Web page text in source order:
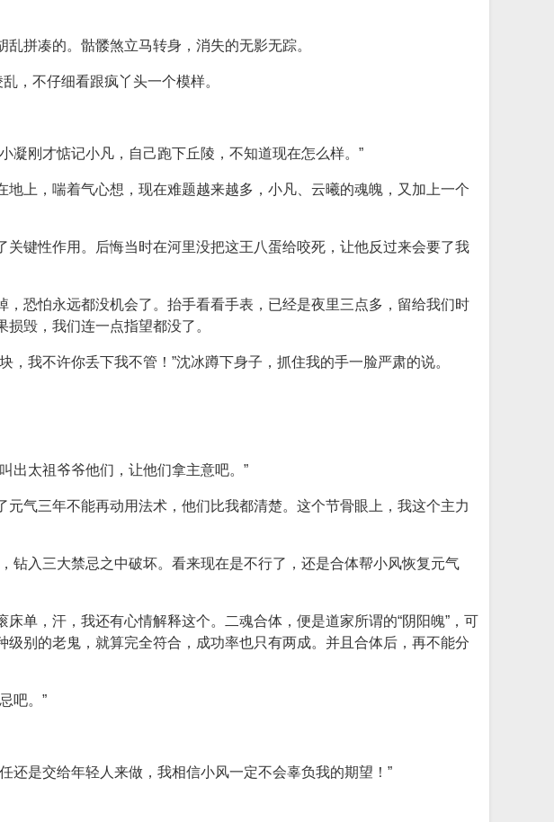
拼凑的。骷髅煞立马转身，消失的无影无踪。
，不仔细看跟疯丫头一个模样。
凝刚才惦记小凡，自己跑下丘陵，不知道现在怎么样。”
上，喘着气心想，现在难题越来越多，小凡、云曦的魂魄，又加上一个
键性作用。后悔当时在河里没把这王八蛋给咬死，让他反过来会要了我
恐怕永远都没机会了。抬手看看手表，已经是夜里三点多，留给我们时
毁，我们连一点指望都没了。
我不许你丢下我不管！”沈冰蹲下身子，抓住我的手一脸严肃的说。
出太祖爷爷他们，让他们拿主意吧。”
气三年不能再动用法术，他们比我都清楚。这个节骨眼上，我这个主力
钻入三大禁忌之中破坏。看来现在是不行了，还是合体帮小风恢复元气
单，汗，我还有心情解释这个。二魂合体，便是道家所谓的“阴阳魄”，可
别的老鬼，就算完全符合，成功率也只有两成。并且合体后，再不能分
吧。”
还是交给年轻人来做，我相信小风一定不会辜负我的期望！”